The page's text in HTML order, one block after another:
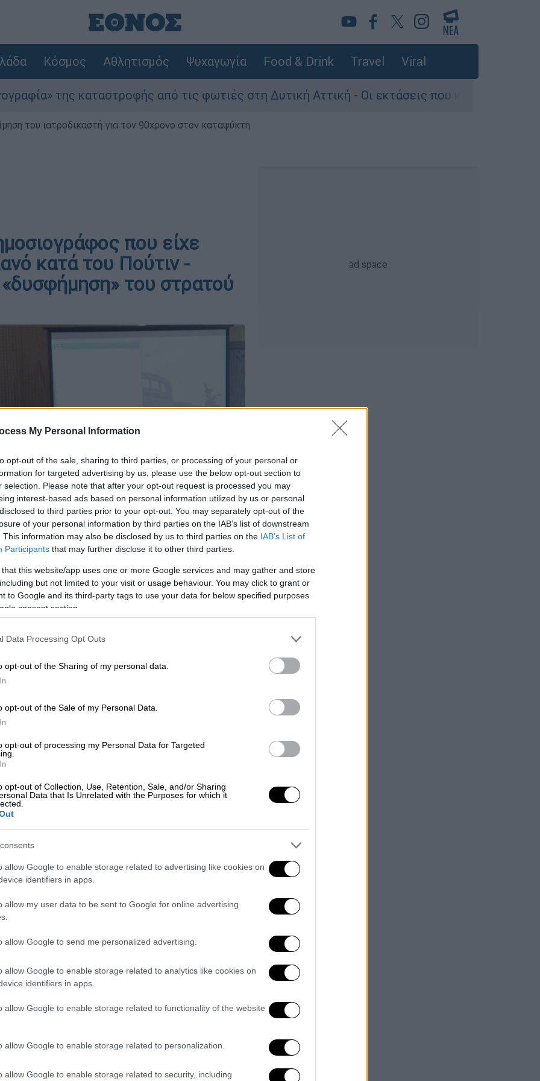
My Personal Information
opt-out of the sale, sharing to third parties, or processing of your personal or
for targeted advertising by us, please use the below opt-out section to
selection. Please note that after your opt-out request is processed you may
interest-based ads based on personal information utilized by us or personal
to third parties prior to your opt-out. You may separately opt-out of the
of your personal information by third parties on the IAB’s list of downstream
This information may also be disclosed by us to third parties on the IAB’s List of
Participants that may further disclose it to other third parties.
that this website/app uses one or more Google services and may gather and store
but not limited to your visit or usage behaviour. You may click to grant or
to Google and its third-party tags to use your data for below specified purposes
consent section.
Data Processing Opt Outs
opt-out of the Sharing of my personal data.
opt-out of the Sale of my Personal Data.
opt-out of processing my Personal Data for Targeted
opt-out of Collection, Use, Retention, Sale, and/or Sharing
Data that Is Unrelated with the Purposes for which it
allow Google to enable storage related to advertising like cookies on
identifiers in apps.
allow my user data to be sent to Google for online advertising
allow Google to send me personalized advertising.
allow Google to enable storage related to analytics like cookies on
identifiers in apps.
allow Google to enable storage related to functionality of the website
allow Google to enable storage related to personalization.
allow Google to enable storage related to security, including
Κόσμος Αθλητισμός Ψυχαγωγία Food & Drink Travel Viral
της καταστροφής από τις φωτιές στη Δυτική Αττική - Οι εκτάσεις που κάηκαν και η επόμενη
του ιατροδικαστή για τον 90χρονο στον καταψύκτη
που είχε
κατά του Πούτιν -
του στρατού
δημοσιογράφος Μαρίνα Οβσιάνικοβα,
της χώρας, σύμφωνα με δηλώσεις του
Ξεκίνησε έρευνα» κατά της
για τον ρωσικό στρατό,
Η ίδια είχε γίνει διάσημη όταν
τηλεόρασης της Ρωσίας κρατώντας
στην Ουκρανία.
Ζαχβάτοφ ενώ οι αρχές
της,χωρίς να περιμένουν την άφιξή του.
πρόσφατη διαμαρτυρία της
που έγραφε: «Ο
στο κέντρο της Μόσχας κοντά
στην Ουκρανία και αντιμετωπίζει
της. Πιο συγκεκριμένα, από τότε
οι ενέργειες που δυσφημούν τις
με ποινή κάθειρξης έως και 15 ετών.
της ρωσικής κρατικής τηλεόρασης, το
Μην πιστεύετε την προπαγάνδα.